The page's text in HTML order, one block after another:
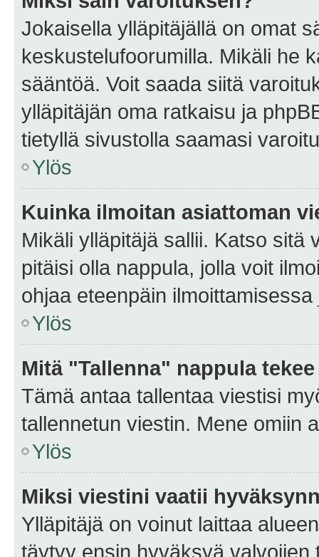
Jokaisella ylläpitäjällä on omat
keskustelufoorumilla. Mikäli he
sääntöä. Voit saada siitä
ylläpitäjän oma ratkaisu ja
tietyllä sivustolla saamasi
Ylös
Kuinka ilmoitan asiattoman
Mikäli ylläpitäjä sallii. Katso sitä
pitäisi olla nappula, jolla voit
ohjaa eteenpäin
Ylös
Mitä "Tallenna" nappula
Tämä antaa tallentaa viestisi
tallennetun viestin. Mene omiin
Ylös
Miksi viestini vaatii
Ylläpitäjä on voinut laittaa
täytyy ensin hyväksyä